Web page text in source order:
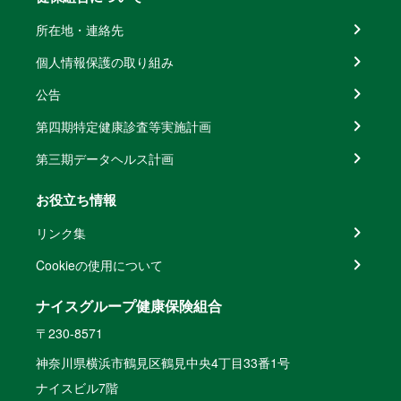
所在地・連絡先
個人情報保護の取り組み
公告
第四期特定健康診査等実施計画
第三期データヘルス計画
お役立ち情報
リンク集
Cookieの使用について
ナイスグループ健康保険組合
〒230-8571
神奈川県横浜市鶴見区鶴見中央4丁目33番1号
ナイスビル7階